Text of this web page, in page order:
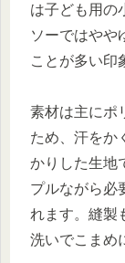
は子ども用の
ソーではやや
ことが多い印
素材は主にポ
ため、汗をか
かりした生地
プルながら必
れます。縫製
洗いでこまめ